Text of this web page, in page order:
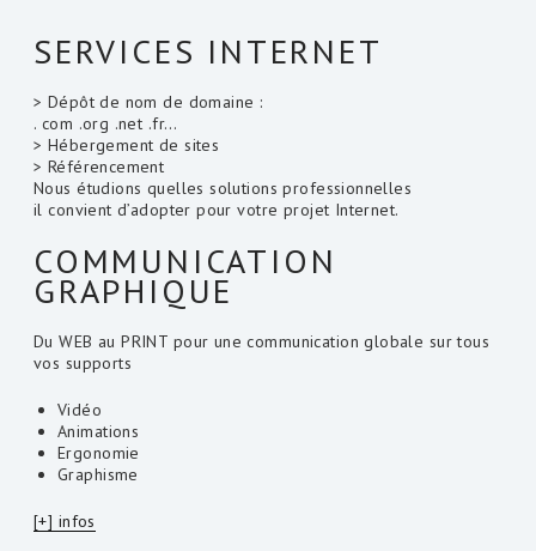
SERVICES INTERNET
> Dépôt de nom de domaine :
. com .org .net .fr…
> Hébergement de sites
> Référencement
Nous étudions quelles solutions professionnelles
il convient d’adopter pour votre projet Internet.
COMMUNICATION
GRAPHIQUE
Du WEB au PRINT pour une communication globale sur tous
vos supports
Vidéo
Animations
Ergonomie
Graphisme
[+] infos